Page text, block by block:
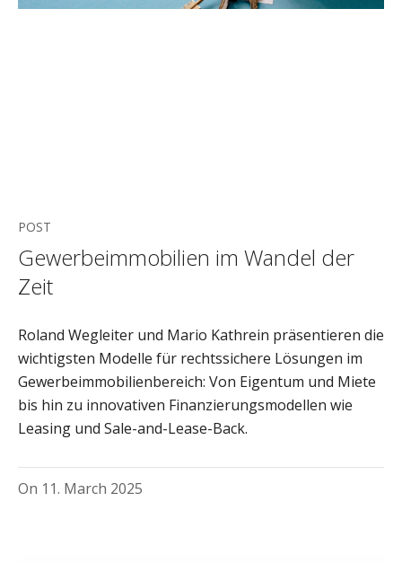
POST
Gewerbeimmobilien im Wandel der
Zeit
Roland Wegleiter und Mario Kathrein präsentieren die
wichtigsten Modelle für rechtssichere Lösungen im
Gewerbeimmobilienbereich: Von Eigentum und Miete
bis hin zu innovativen Finanzierungsmodellen wie
Leasing und Sale-and-Lease-Back.
On 11. March 2025